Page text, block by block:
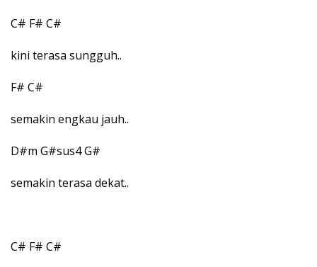
C# F# C#
kini terasa sungguh..
F# C#
semakin engkau jauh..
D#m G#sus4 G#
semakin terasa dekat..
C# F# C#